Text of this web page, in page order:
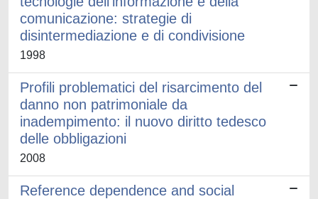
comunicazione: strategie di
disintermediazione e di condivisione
1998
Profili problematici del risarcimento del
danno non patrimoniale da
inadempimento: il nuovo diritto tedesco
delle obbligazioni
2008
Reference dependence and social